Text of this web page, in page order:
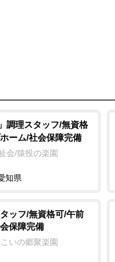
調理スタッフ/無資格
ーム/社会保障完備
会/猿投の楽園
知県
ッフ/無資格可/午前
保障完備
いの郷聚楽園